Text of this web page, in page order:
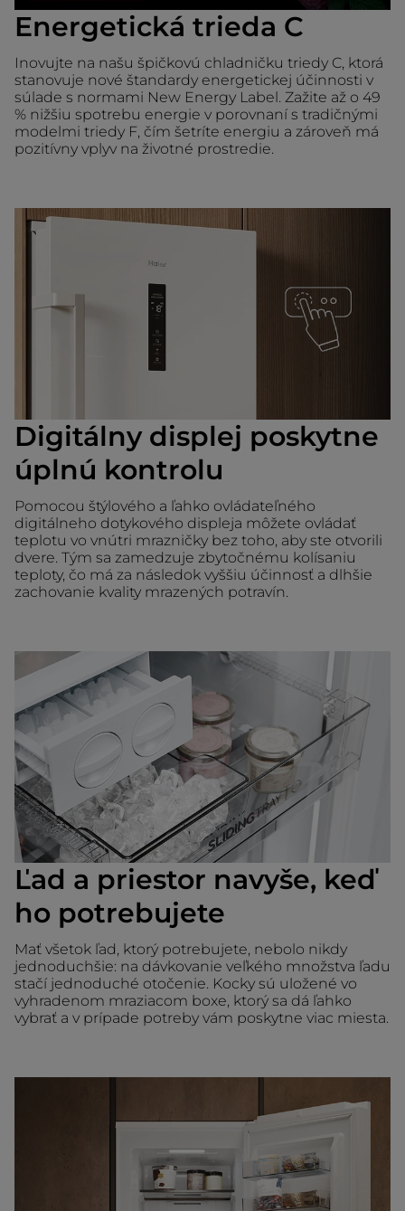
Energetická trieda C
Inovujte na našu špičkovú chladničku triedy C, ktorá
stanovuje nové štandardy energetickej účinnosti v
súlade s normami New Energy Label. Zažite až o 49
% nižšiu spotrebu energie v porovnaní s tradičnými
modelmi triedy F, čím šetríte energiu a zároveň má
pozitívny vplyv na životné prostredie.
Digitálny displej poskytne
úplnú kontrolu
Pomocou štýlového a ľahko ovládateľného
digitálneho dotykového displeja môžete ovládať
teplotu vo vnútri mrazničky bez toho, aby ste otvorili
dvere. Tým sa zamedzuje zbytočnému kolísaniu
teploty, čo má za následok vyššiu účinnosť a dlhšie
zachovanie kvality mrazených potravín.
Ľad a priestor navyše, keď
ho potrebujete
Mať všetok ľad, ktorý potrebujete, nebolo nikdy
jednoduchšie: na dávkovanie veľkého množstva ľadu
stačí jednoduché otočenie. Kocky sú uložené vo
vyhradenom mraziacom boxe, ktorý sa dá ľahko
vybrať a v prípade potreby vám poskytne viac miesta.